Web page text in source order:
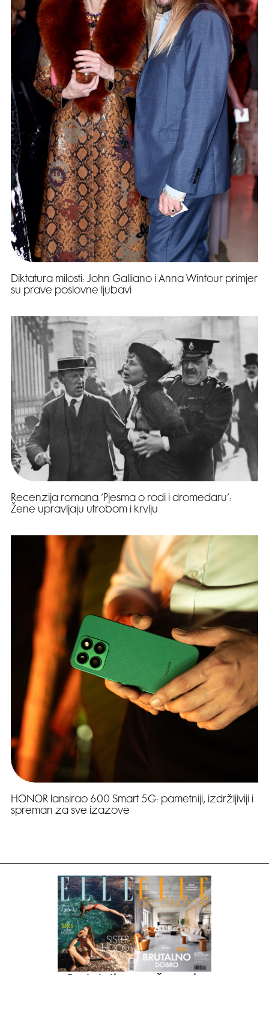
Diktatura milosti: John Galliano i Anna Wintour primjer
su prave poslovne ljubavi
Recenzija romana ‘Pjesma o rodi i dromedaru’:
Žene upravljaju utrobom i krvlju
HONOR lansirao 600 Smart 5G: pametniji, izdržljiviji i
spreman za sve izazove